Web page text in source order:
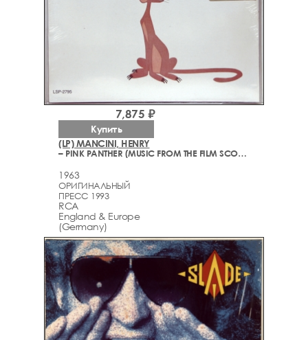
(LP) MANCINI, HENRY
– PINK PANTHER (MUSIC FROM THE FILM SCORE)
1963
ОРИГИНАЛЬНЫЙ
ПРЕСС 1993
RCA
England & Europe
(Germany)
7,875 ₽
Купить